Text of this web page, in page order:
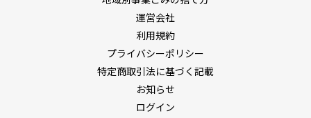
運営会社
利用規約
プライバシーポリシー
特定商取引法に基づく記載
お知らせ
ログイン